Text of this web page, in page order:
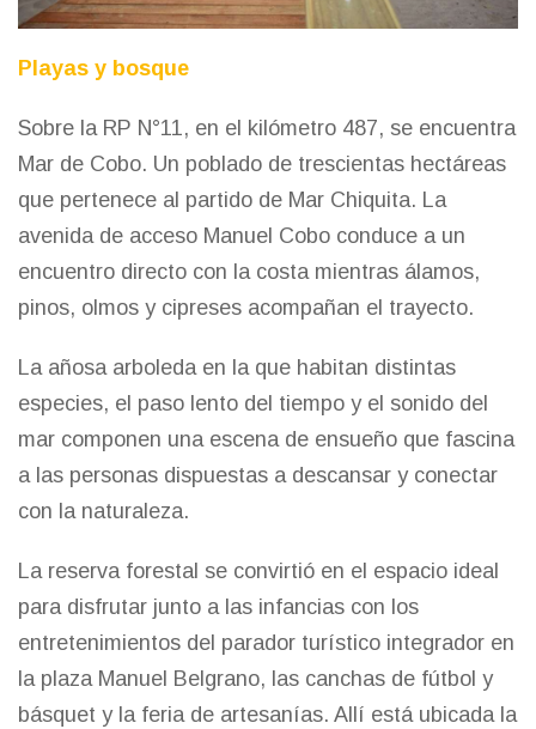
Playas y bosque
Sobre la RP N°11, en el kilómetro 487, se encuentra
Mar de Cobo. Un poblado de trescientas hectáreas
que pertenece al partido de Mar Chiquita. La
avenida de acceso Manuel Cobo conduce a un
encuentro directo con la costa mientras álamos,
pinos, olmos y cipreses acompañan el trayecto.
La añosa arboleda en la que habitan distintas
especies, el paso lento del tiempo y el sonido del
mar componen una escena de ensueño que fascina
a las personas dispuestas a descansar y conectar
con la naturaleza.
La reserva forestal se convirtió en el espacio ideal
para disfrutar junto a las infancias con los
entretenimientos del parador turístico integrador en
la plaza Manuel Belgrano, las canchas de fútbol y
básquet y la feria de artesanías. Allí está ubicada la